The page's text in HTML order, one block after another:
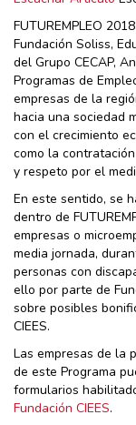
FUTUREMPLEO
Fundación Soliss,
del Grupo CECAP,
Programas de
empresas de la
hacia una sociedad
con el crecimiento
como la
y respeto por el
En este sentido, se
dentro de
empresas o
media jornada,
personas con
ello por parte de
sobre posibles
CIEES.
Las empresas de la
de este Programa
formularios
Fundación CIEES.